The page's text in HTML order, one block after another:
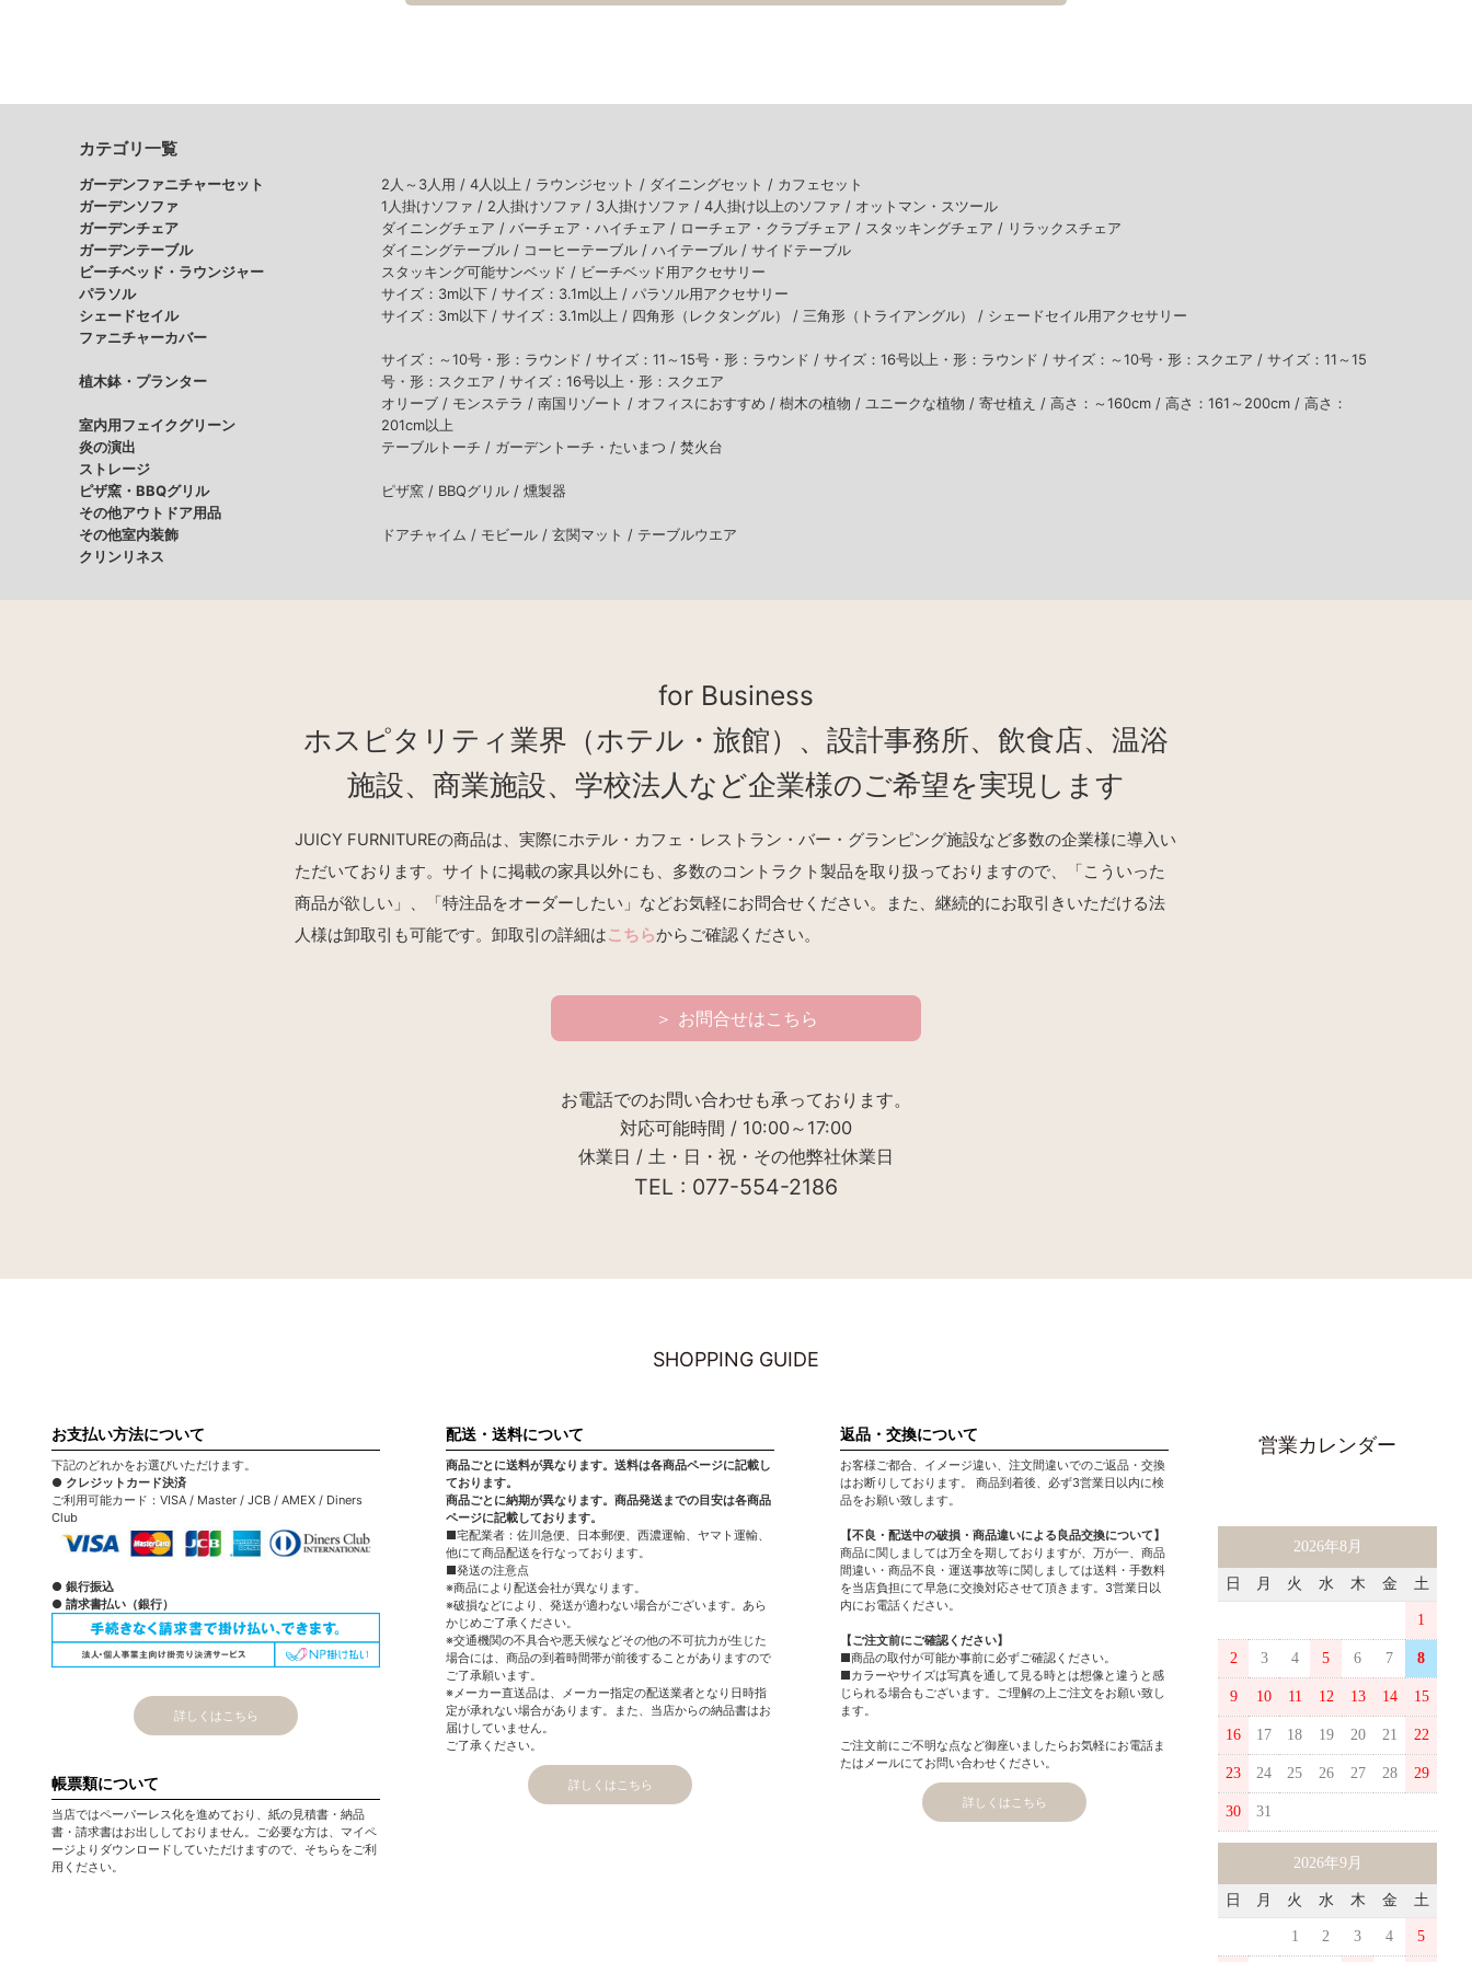
カテゴリ一覧
ガーデンファニチャーセット 2人～3人用 / 4人以上 / ラウンジセット / ダイニングセット / カフェセット
ガーデンソファ
1人掛けソファ / 2人掛けソファ / 3人掛けソファ / 4人掛け以上のソファ / オットマン・スツール
ガーデンチェア
ダイニングチェア / バーチェア・ハイチェア / ローチェア・クラブチェア / スタッキングチェア / リラックスチェア
ガーデンテーブル
ダイニングテーブル / コーヒーテーブル / ハイテーブル / サイドテーブル
ビーチベッド・ラウンジャー
スタッキング可能サンベッド / ビーチベッド用アクセサリー
パラソル
サイズ：3m以下 / サイズ：3.1m以上 / パラソル用アクセサリー
シェードセイル
サイズ：3m以下 / サイズ：3.1m以上 / 四角形（レクタングル） / 三角形（トライアングル） / シェードセイル用アクセサリー
ファニチャーカバー
植木鉢・プランター
サイズ：～10号・形：ラウンド / サイズ：11～15号・形：ラウンド / サイズ：16号以上・形：ラウンド / サイズ：～10号・形：スクエア / サイズ：11～15
号・形：スクエア / サイズ：16号以上・形：スクエア
室内用フェイクグリーン
オリーブ / モンステラ / 南国リゾート / オフィスにおすすめ / 樹木の植物 / ユニークな植物 / 寄せ植え / 高さ：～160cm / 高さ：161～200cm / 高さ：
201cm以上
炎の演出
テーブルトーチ / ガーデントーチ・たいまつ / 焚火台
ストレージ
ピザ窯・BBQグリル
ピザ窯 / BBQグリル / 燻製器
その他アウトドア用品
その他室内装飾
ドアチャイム / モビール / 玄関マット / テーブルウエア
クリンリネス
for Business
ホスピタリティ業界（ホテル・旅館）、設計事務所、飲食店、温浴
施設、商業施設、学校法人など企業様のご希望を実現します
JUICY FURNITUREの商品は、実際にホテル・カフェ・レストラン・バー・グランピング施設など多数の企業様に導入い
ただいております。サイトに掲載の家具以外にも、多数のコントラクト製品を取り扱っておりますので、「こういった
商品が欲しい」、「特注品をオーダーしたい」などお気軽にお問合せください。また、継続的にお取引きいただける法
人様は卸取引も可能です。卸取引の詳細はこちらからご確認ください。
＞ お問合せはこちら
お電話でのお問い合わせも承っております。
対応可能時間 / 10:00～17:00
休業日 / 土・日・祝・その他弊社休業日
TEL : 077-554-2186
SHOPPING GUIDE
お支払い方法について
下記のどれかをお選びいただけます。
● クレジットカード決済
ご利用可能カード：VISA / Master / JCB / AMEX / Diners
Club
● 銀行振込
● 請求書払い（銀行）
詳しくはこちら
帳票類について
当店ではペーパーレス化を進めており、紙の見積書・納品
書・請求書はお出ししておりません。ご必要な方は、マイペ
ージよりダウンロードしていただけますので、そちらをご利
用ください。
配送・送料について
商品ごとに送料が異なります。送料は各商品ページに記載し
ております。
商品ごとに納期が異なります。商品発送までの目安は各商品
ページに記載しております。
■宅配業者：佐川急便、日本郵便、西濃運輸、ヤマト運輸、
他にて商品配送を行なっております。
■発送の注意点
※商品により配送会社が異なります。
※破損などにより、発送が適わない場合がございます。あら
かじめご了承ください。
※交通機関の不具合や悪天候などその他の不可抗力が生じた
場合には、商品の到着時間帯が前後することがありますので
ご了承願います。
※メーカー直送品は、メーカー指定の配送業者となり日時指
定が承れない場合があります。また、当店からの納品書はお
届けしていません。
ご了承ください。
詳しくはこちら
返品・交換について
お客様ご都合、イメージ違い、注文間違いでのご返品・交換
はお断りしております。 商品到着後、必ず3営業日以内に検
品をお願い致します。
【不良・配送中の破損・商品違いによる良品交換について】
商品に関しましては万全を期しておりますが、万が一、商品
間違い・商品不良・運送事故等に関しましては送料・手数料
を当店負担にて早急に交換対応させて頂きます。3営業日以
内にお電話ください。
【ご注文前にご確認ください】
■商品の取付が可能か事前に必ずご確認ください。
■カラーやサイズは写真を通して見る時とは想像と違うと感
じられる場合もございます。ご理解の上ご注文をお願い致し
ます。
ご注文前にご不明な点など御座いましたらお気軽にお電話ま
たはメールにてお問い合わせください。
詳しくはこちら
営業カレンダー
2026年8月
日 月 火 水 木 金 土
1
2 3 4 5 6 7 8
9 10 11 12 13 14 15
16 17 18 19 20 21 22
23 24 25 26 27 28 29
30 31
2026年9月
日 月 火 水 木 金 土
1 2 3 4 5